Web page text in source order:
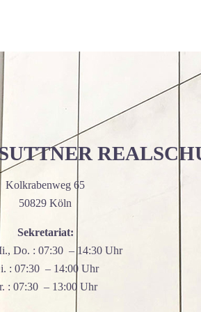
Kolkrabenweg 65
50829 Köln
Sekretariat:
Do. : 07:30 – 14:30 Uhr
: 07:30 – 14:00 Uhr
: 07:30 – 13:00 Uhr